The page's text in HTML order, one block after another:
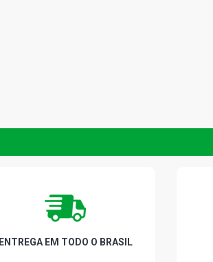
ENTREGA EM TODO O BRASIL